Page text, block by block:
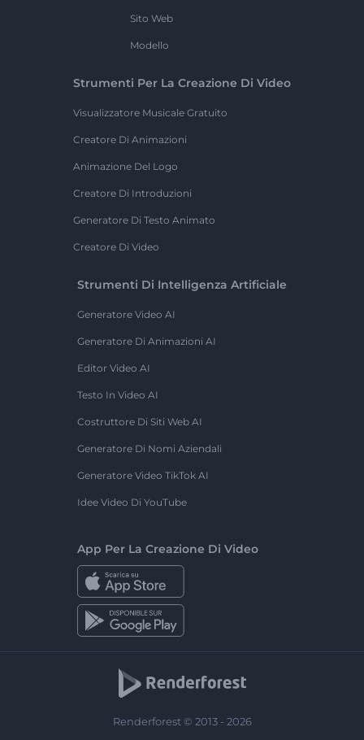
Sito Web
Modello
Strumenti Per La Creazione Di Video
Visualizzatore Musicale Gratuito
Creatore Di Animazioni
Animazione Del Logo
Creatore Di Introduzioni
Generatore Di Testo Animato
Creatore Di Video
Strumenti Di Intelligenza Artificiale
Generatore Video AI
Generatore Di Animazioni AI
Editor Video AI
Testo In Video AI
Costruttore Di Siti Web AI
Generatore Di Nomi Aziendali
Generatore Video TikTok AI
Idee Video Di YouTube
App Per La Creazione Di Video
Renderforest © 2013 - 2026